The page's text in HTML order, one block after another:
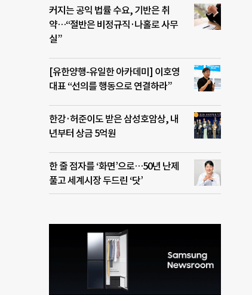
커지는 공익 법률 수요, 기반은 취
약…“절반은 비정규직·나홀로 사무
실”
[유한양행-유일한 아카데미] 이호영
대표 “선의를 행동으로 연결하라”
한강·허준이도 받은 삼성호암상, 내
년부터 상금 5억원
한 줄 점자를 ‘화면’으로…50년 난제
풀고 세계시장 두드린 ‘닷’